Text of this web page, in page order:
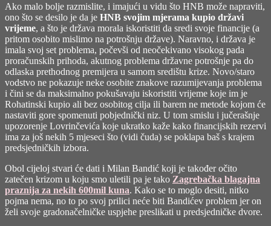
Ako malo bolje razmislite, i imajući u vidu što HNB može napraviti,
ono što se desilo je da je HNB svojim mjerama kupio državi
vrijeme, a što je država morala iskoristiti da sredi svoje financije (a
pritom osobito mislimo na potrošnju države). Naravno, i država je
imala svoj set problema, počevši od neočekivano visokog pada
proračunskih prihoda, akutnog problema državne potrošnje pa do
odlaska prethodnog premijera u samom središtu krize. Novo/staro
vodstvo ne pokazuje neke osobite znakove razumijevanja problema
i čini se da maksimalno pokušavaju iskoristiti vrijeme koje im je
Rohatinski kupio ali bez osobitog cilja ili barem ne metode kojom će
nastaviti gore spomenuti pobjednički niz. U tom smislu i jučerašnje
upozorenje Lovrinčevića koje ukratko kaže kako financijskih rezervi
ima za još nekih 5 mjeseci što (vidi čuda) se poklapa baš s krajem
predsjedničkih izbora.
Obol cijeloj stvari će dati i Milan Bandić koji je također očito
zatečen krizom u koju smo uletili pa je tako Zagrebačka blagajna
praznija za nekih 600mil kuna. Kako se to moglo desiti, nitko
pojma nema, no to po svoj prilici neće biti Bandićev problem jer on
želi svoje gradonačelničke uspjehe preslikati u predsjedničke dvore.